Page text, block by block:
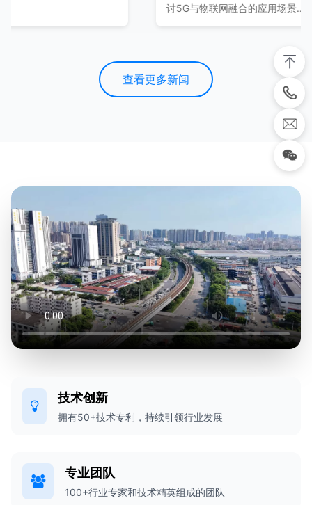
迎来新的变革...
查看更多新闻
技术创新
拥有50+技术专利，持续引领行业发展
专业团队
100+行业专家和技术精英组成的团队